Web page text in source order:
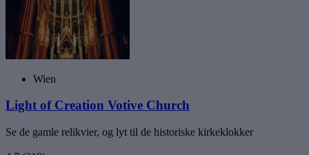
Wien
Light of Creation Votive Church
Se de gamle relikvier, og lyt til de historiske kirkeklokker